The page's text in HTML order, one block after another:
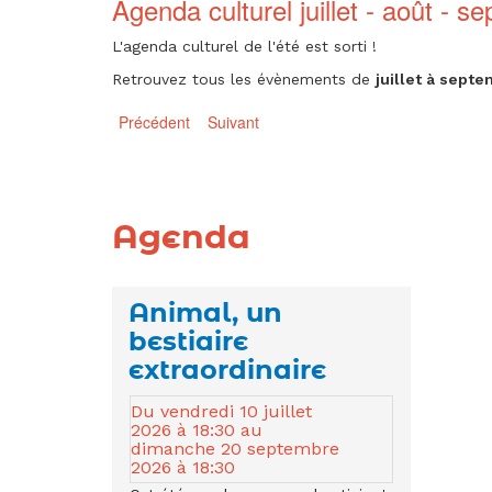
forts
forts
-
Diapositive
-
sur
Agenda culturel juillet - août -
L'agenda culturel de l'été est sorti !
Retrouvez tous les évènements de juillet à
Précédent Suivant
Tous
forts
Agenda
Animal, un
bestiaire
extraordinaire
Animal,
bestiaire
extraordinaire
Du vendredi 10 juillet
2026 à 18:30 au
dimanche 20 septembre
2026 à 18:30